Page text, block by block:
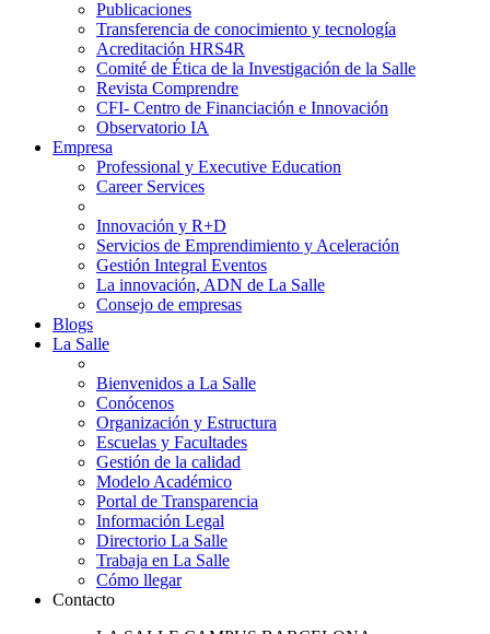
Publicaciones
Transferencia de conocimiento y tecnología
Acreditación HRS4R
Comité de Ética de la Investigación de la Salle
Revista Comprendre
CFI- Centro de Financiación e Innovación
Observatorio IA
Empresa
Professional y Executive Education
Career Services
Innovación y R+D
Servicios de Emprendimiento y Aceleración
Gestión Integral Eventos
La innovación, ADN de La Salle
Consejo de empresas
Blogs
La Salle
Bienvenidos a La Salle
Conócenos
Organización y Estructura
Escuelas y Facultades
Gestión de la calidad
Modelo Académico
Portal de Transparencia
Información Legal
Directorio La Salle
Trabaja en La Salle
Cómo llegar
Contacto